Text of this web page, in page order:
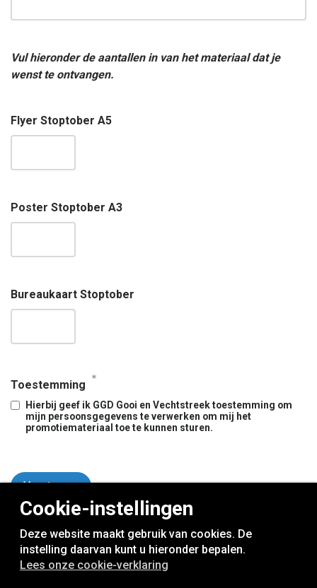
Vul hieronder de aantallen in van het materiaal dat je
wenst te ontvangen.
Flyer Stoptober A5
Poster Stoptober A3
Bureaukaart Stoptober
Toestemming
*
Hierbij geef ik GGD Gooi en Vechtstreek toestemming om
mijn persoonsgegevens te verwerken om mij het
promotiemateriaal toe te kunnen sturen.
Versturen
Cookie-instellingen
Deze website maakt gebruik van cookies. De
instelling daarvan kunt u hieronder bepalen.
Lees onze cookie-verklaring